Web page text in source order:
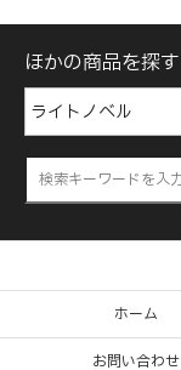
ほかの商品を探す
ホーム
お問い合わせ